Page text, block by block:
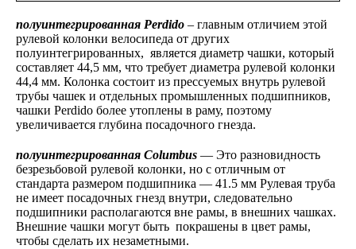
полуинтегрированная Perdido – главным отличием этой
рулевой колонки велосипеда от других
полуинтегрированных, является диаметр чашки, который
составляет 44,5 мм, что требует диаметра рулевой колонки
44,4 мм. Колонка состоит из прессуемых внутрь рулевой
трубы чашек и отдельных промышленных подшипников,
чашки Perdido более утоплены в раму, поэтому
увеличивается глубина посадочного гнезда.
полуинтегрированная Columbus — Это разновидность
безрезьбовой рулевой колонки, но с отличным от
стандарта размером подшипника — 41.5 мм Рулевая труба
не имеет посадочных гнезд внутри, следовательно
подшипники располагаются вне рамы, в внешних чашках.
Внешние чашки могут быть покрашены в цвет рамы,
чтобы сделать их незаметными.